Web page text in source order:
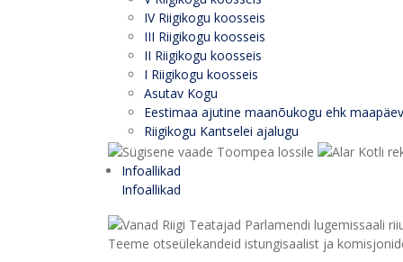
IV Riigikogu koosseis
III Riigikogu koosseis
II Riigikogu koosseis
I Riigikogu koosseis
Asutav Kogu
Eestimaa ajutine maanõukogu ehk maapäev
Riigikogu Kantselei ajalugu
Infoallikad
Infoallikad
Teeme otseülekandeid istungisaalist ja